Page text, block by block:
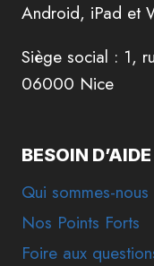
Android, iPad et
Siège social : 1,
06000 Nice
BESOIN D’AIDE
Qui sommes-nous
Nos Points Forts
Foire aux